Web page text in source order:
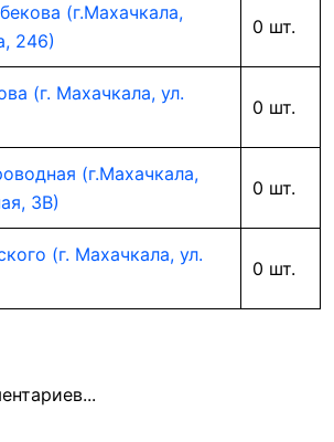
(г.Махачкала,
246)
0 шт.
(г. Махачкала, ул.
0 шт.
(г.Махачкала,
3В)
0 шт.
(г. Махачкала, ул.
0 шт.